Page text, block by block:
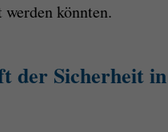
könnten.
der Sicherheit